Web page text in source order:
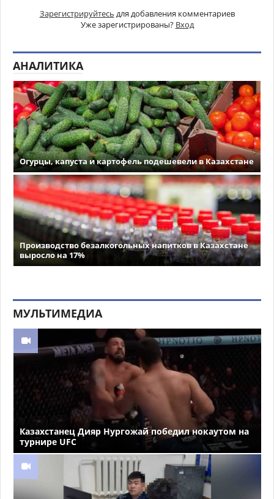
Зарегистрируйтесь для добавления комментариев
Уже зарегистрированы? Вход
АНАЛИТИКА
Огурцы, капуста и картофель подешевели в Казахстане
Производство безалкогольных напитков в Казахстане
выросло на 17%
МУЛЬТИМЕДИА
Казахстанец Дияр Нургожай победил нокаутом на
турнире UFC